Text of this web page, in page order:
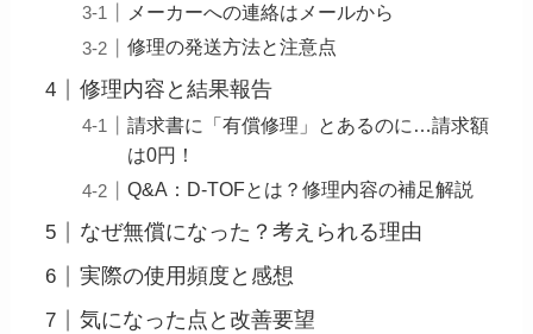
メーカーへの連絡はメールから
修理の発送方法と注意点
修理内容と結果報告
請求書に「有償修理」とあるのに…請求額
は0円！
Q&A：D-TOFとは？修理内容の補足解説
なぜ無償になった？考えられる理由
実際の使用頻度と感想
気になった点と改善要望